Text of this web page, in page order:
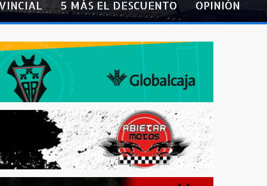
5 MÁS EL DESCUENTO OPINIÓN